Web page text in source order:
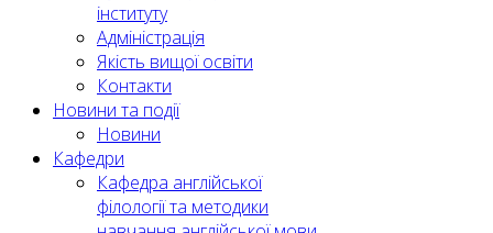
інституту
Адміністрація
Якість вищої освіти
Контакти
Новини та події
Новини
Кафедри
Кафедра англійської
філології та методики